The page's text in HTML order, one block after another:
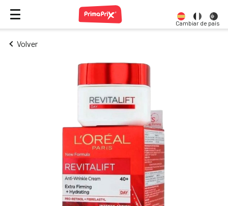
Cambiar de país
Volver